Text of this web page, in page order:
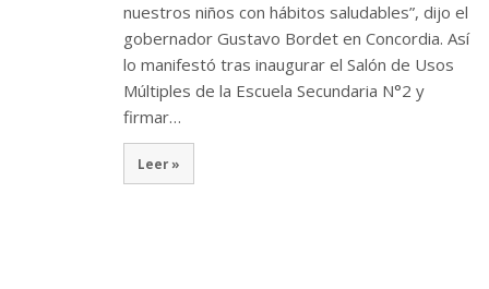
nuestros niños con hábitos saludables”, dijo el
gobernador Gustavo Bordet en Concordia. Así
lo manifestó tras inaugurar el Salón de Usos
Múltiples de la Escuela Secundaria N°2 y
firmar…
Leer »